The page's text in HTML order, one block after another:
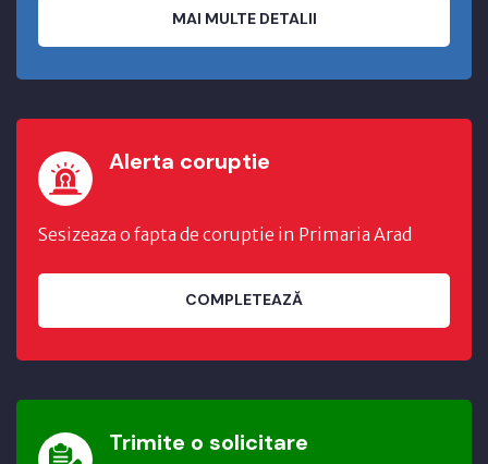
MAI MULTE DETALII
Alerta coruptie
Sesizeaza o fapta de coruptie in Primaria Arad
COMPLETEAZĂ
Trimite o solicitare